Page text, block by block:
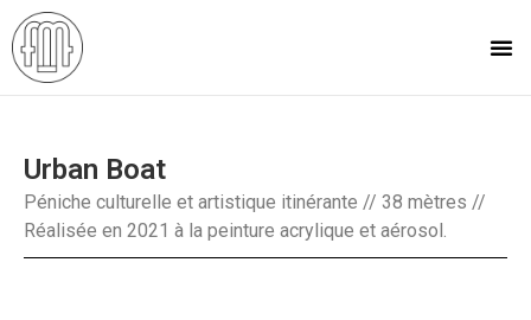
Urban Boat
Péniche culturelle et artistique itinérante // 38 mètres //
Réalisée en 2021 à la peinture acrylique et aérosol.